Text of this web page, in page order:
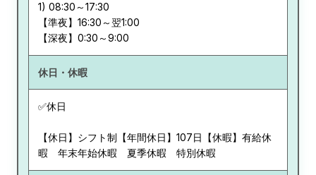
1) 08:30～17:30
【準夜】16:30～翌1:00
【深夜】0:30～9:00
休日・休暇
✅休日
【休日】シフト制【年間休日】107日【休暇】有給休
暇 年末年始休暇 夏季休暇 特別休暇